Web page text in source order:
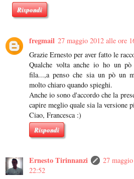
Rispondi
fregmail 27 maggio 2012 alle ore
Grazie Ernesto per aver fatto le
Qualche volta anche io ho un
fila...,a penso che sia un pò un
molto chiaro quando spieghi.
Anche io sono d'accordo che la
capire meglio quale sia la versione
Ciao, Francesca :)
Rispondi
Ernesto Tirinnanzi
27
22:52